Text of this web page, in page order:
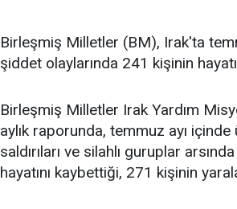
Birleşmiş Milletler (BM), Irak'ta
şiddet olaylarında 241 kişinin
Birleşmiş Milletler Irak Yardım
aylık raporunda, temmuz ayı
saldırıları ve silahlı guruplar
hayatını kaybettiği, 271 kişinin